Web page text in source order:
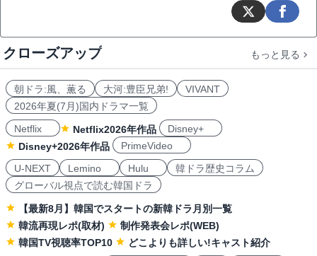
クローズアップ もっと見る
朝ドラ:風、薫る 大河:豊臣兄弟!
VIVANT
2026年夏(7月)国内ドラマ一覧
Netflix
Netflix2026年作品
Disney+
Disney+2026年作品
PrimeVideo
U-NEXT
Lemino Hulu
韓ドラ歴史コラム
グローバル視点で読む韓国ドラ
【最新8月】韓国でスタートの新韓ドラ月別一覧
韓流再現レポ(取材)
制作発表会レポ(WEB)
韓国TV視聴率TOP10
どこよりも詳しい!キャスト紹介